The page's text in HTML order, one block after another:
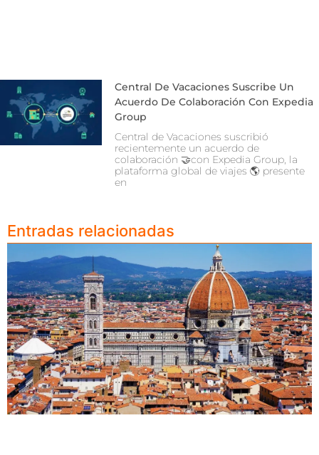
Central De Vacaciones Suscribe Un
Acuerdo De Colaboración Con Expedia
Group
Central de Vacaciones suscribió
recientemente un acuerdo de
colaboración 🤝con Expedia Group, la
plataforma global de viajes 🌎 presente
en
Entradas relacionadas